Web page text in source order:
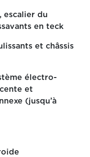
escalier du
en teck
et châssis
électro-
et
(jusqu’à